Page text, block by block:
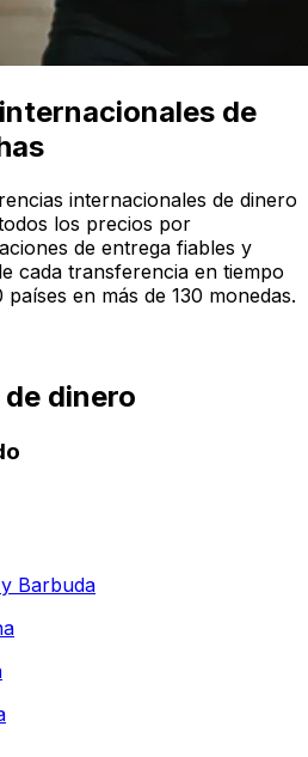
de
internacionales de dinero
los precios por
de entrega fiables y
cada transferencia en tiempo
en más de 130 monedas.
dinero
Barbuda